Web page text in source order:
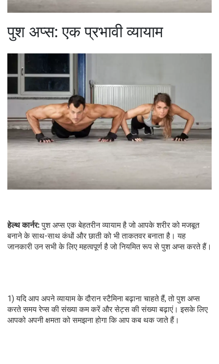
पुश अप्स: एक प्रभावी व्यायाम
हेल्थ कार्नर:पुश अप्स एक बेहतरीन व्यायाम है जो आपके शरीर को मजबूत
बनाने के साथ-साथ कंधों और छाती को भी ताकतवर बनाता है। यह
जानकारी उन सभी के लिए महत्वपूर्ण है जो नियमित रूप से पुश अप्स करते हैं।
1) यदि आप अपने व्यायाम के दौरान स्टैमिना बढ़ाना चाहते हैं, तो पुश अप्स
करते समय रेप्स की संख्या कम करें और सेट्स की संख्या बढ़ाएं। इसके लिए
आपको अपनी क्षमता को समझना होगा कि आप कब थक जाते हैं।